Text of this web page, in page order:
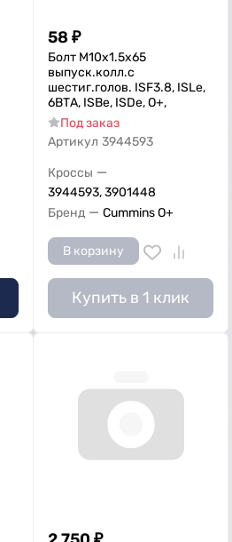
58 ₽
Болт M10х1.5х65
выпуск.колл.с
шестиг.голов. ISF3.8, ISLe,
6ВТА, ISBe, ISDe, О+,
Под заказ
Артикул 3944593
Кроссы —
3944593, 3901448
Бренд — Cummins O+
В корзину
Купить в 1 клик